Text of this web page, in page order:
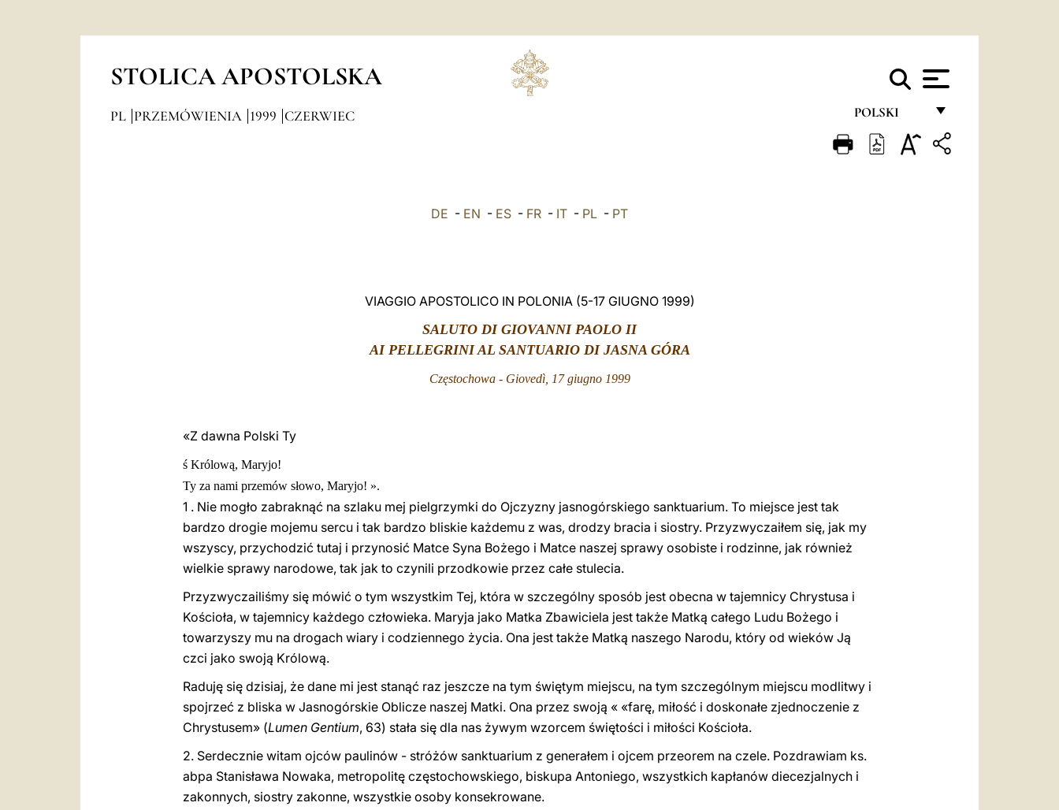
STOLICA APOSTOLSKA
POLSKI
FRANÇAIS
PL PRZEMÓWIENIA 1999 CZERWIEC
DE - EN - ES - FR - IT - PL - PT
VIAGGIO APOSTOLICO IN POLONIA (5-17 GIUGNO 1999)
SALUTO DI GIOVANNI PAOLO II
AI PELLEGRINI AL SANTUARIO DI JASNA GÓRA
Częstochowa - Giovedì, 17 giugno 1999
«Z dawna Polski Ty
ś Królową, Maryjo!
Ty za nami przemów słowo, Maryjo! ».
1 . Nie mogło zabraknąć na szlaku mej pielgrzymki do Ojczyzny jasnogórskiego sanktuarium. To miejsce jest tak
bardzo drogie mojemu sercu i tak bardzo bliskie każdemu z was, drodzy bracia i siostry. Przyzwyczaiłem się, jak my
wszyscy, przychodzić tutaj i przynosić Matce Syna Bożego i Matce naszej sprawy osobiste i rodzinne, jak również
wielkie sprawy narodowe, tak jak to czynili przodkowie przez całe stulecia.
Przyzwyczailiśmy się mówić o tym wszystkim Tej, która w szczególny sposób jest obecna w tajemnicy Chrystusa i
Kościoła, w tajemnicy każdego człowieka. Maryja jako Matka Zbawiciela jest także Matką całego Ludu Bożego i
towarzyszy mu na drogach wiary i codziennego życia. Ona jest także Matką naszego Narodu, który od wieków Ją
czci jako swoją Królową.
Raduję się dzisiaj, że dane mi jest stanąć raz jeszcze na tym świętym miejscu, na tym szczególnym miejscu modlitwy i
spojrzeć z bliska w Jasnogórskie Oblicze naszej Matki. Ona przez swoją « «farę, miłość i doskonałe zjednoczenie z
Chrystusem» (Lumen Gentium, 63) stała się dla nas żywym wzorcem świętości i miłości Kościoła.
2. Serdecznie witam ojców paulinów - stróżów sanktuarium z generałem i ojcem przeorem na czele. Pozdrawiam ks.
abpa Stanisława Nowaka, metropolitę częstochowskiego, biskupa Antoniego, wszystkich kapłanów diecezjalnych i
zakonnych, siostry zakonne, wszystkie osoby konsekrowane.